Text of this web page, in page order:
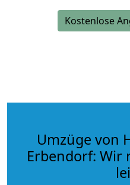
Kostenlose
Umzüge von
Erbendorf: Wir